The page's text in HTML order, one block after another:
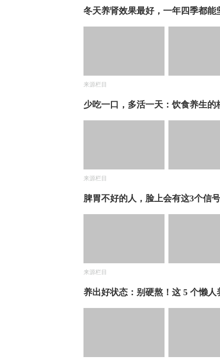
冬天养肾效果最好，一年四季都能
来源栏目
少吃一口，多活一天：饮食养生的
来源栏目
脾胃不好的人，脸上会有这3个信
来源栏目
养出好状态：别硬熬！这 5 个懒